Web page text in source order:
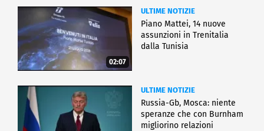
02:07
ULTIME NOTIZIE
Piano Mattei, 14 nuove
assunzioni in Trenitalia
dalla Tunisia
ULTIME NOTIZIE
Russia-Gb, Mosca: niente
speranze che con Burnham
migliorino relazioni